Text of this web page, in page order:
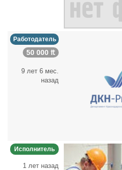
Работодатель
50 000 ₶
9 лет 6 мес.
назад
Исполнитель
1 лет назад